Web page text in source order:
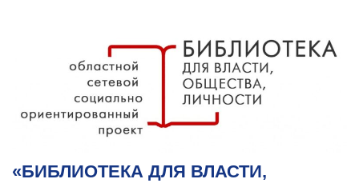
«БИБЛИОТЕКА ДЛЯ ВЛАСТИ,